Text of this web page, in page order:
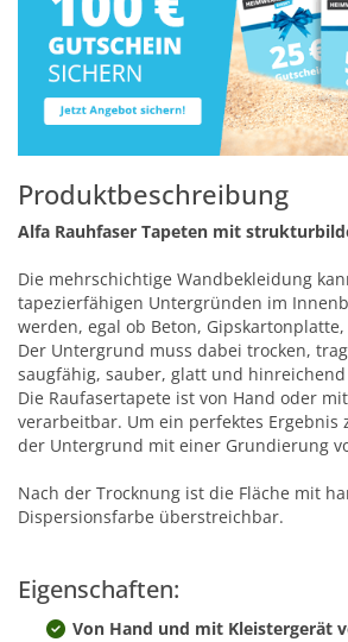
Produktbeschreibung
Alfa Rauhfaser Tapeten mit
Die mehrschichtige Wandbekleidung
tapezierfähigen Untergründen im
werden, egal ob Beton, Gipskartonplatte,
Der Untergrund muss dabei trocken,
saugfähig, sauber, glatt und
Die Raufasertapete ist von Hand oder
verarbeitbar. Um ein perfektes Ergebnis
der Untergrund mit einer Grundierung
Nach der Trocknung ist die Fläche mit
Dispersionsfarbe überstreichbar.
Eigenschaften:
Von Hand und mit Kleistergerät